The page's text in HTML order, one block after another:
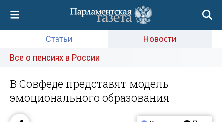
Статьи
Новости
Все о пенсиях в России
В Совфеде представят модель
эмоционального образования